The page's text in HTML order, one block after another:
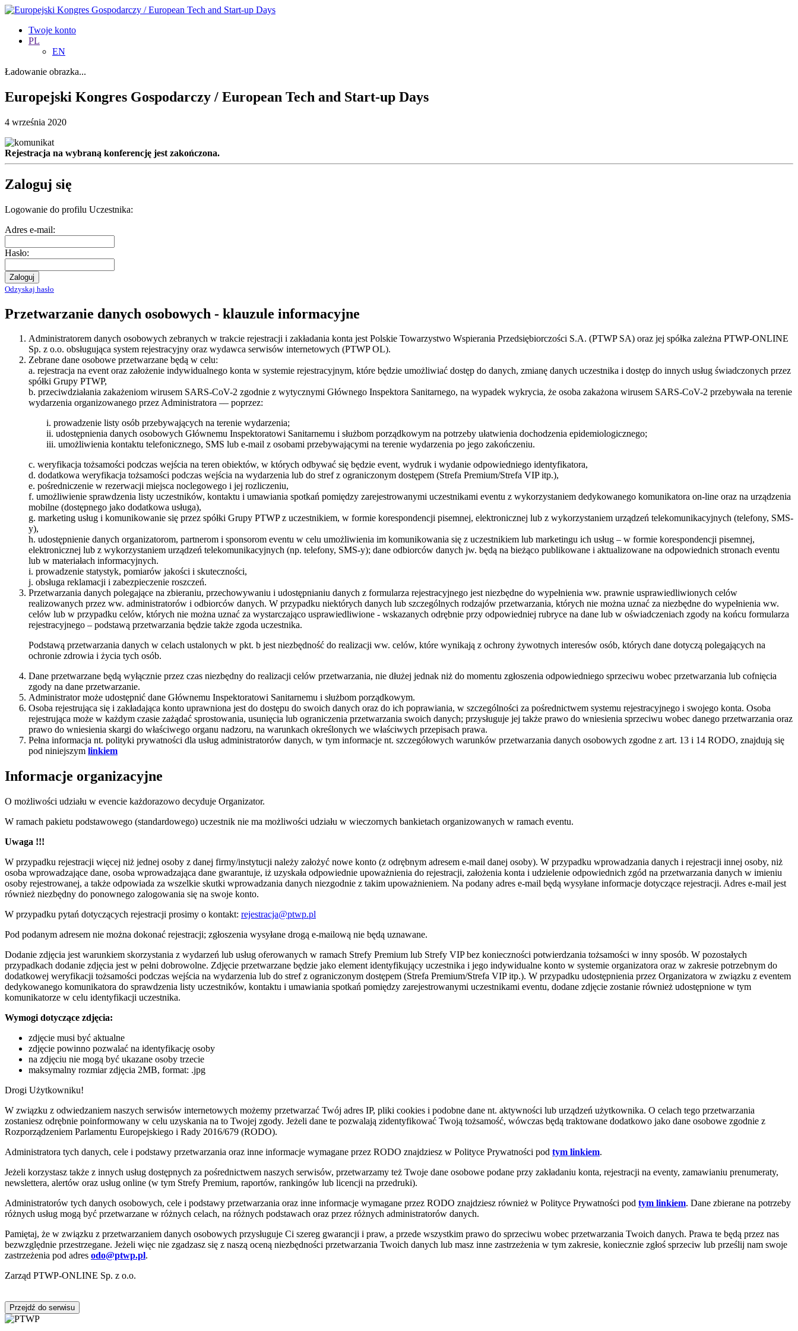
Twoje konto
PL
EN
Ładowanie obrazka...
Europejski Kongres Gospodarczy / European Tech and Start-up Days
4 września 2020
Rejestracja na wybraną konferencję jest zakończona.
Zaloguj się
Logowanie do profilu Uczestnika:
Adres e-mail:
Hasło:
Zaloguj
Odzyskaj hasło
Przetwarzanie danych osobowych - klauzule informacyjne
Administratorem danych osobowych zebranych w trakcie rejestracji i zakładania konta jest Polskie Towarzystwo Wspierania Przedsiębiorczości S.A. (PTWP SA) oraz jej spółka zależna PTWP-ONLINE
Sp. z o.o. obsługująca system rejestracyjny oraz wydawca serwisów internetowych (PTWP OL).
Zebrane dane osobowe przetwarzane będą w celu:
a. rejestracja na event oraz założenie indywidualnego konta w systemie rejestracyjnym, które będzie umożliwiać dostęp do danych, zmianę danych uczestnika i dostęp do innych usług świadczonych przez
spółki Grupy PTWP,
b. przeciwdziałania zakażeniom wirusem SARS-CoV-2 zgodnie z wytycznymi Głównego Inspektora Sanitarnego, na wypadek wykrycia, że osoba zakażona wirusem SARS-CoV-2 przebywała na terenie
wydarzenia organizowanego przez Administratora –– poprzez:
i. prowadzenie listy osób przebywających na terenie wydarzenia;
ii. udostępnienia danych osobowych Głównemu Inspektoratowi Sanitarnemu i służbom porządkowym na potrzeby ułatwienia dochodzenia epidemiologicznego;
iii. umożliwienia kontaktu telefonicznego, SMS lub e-mail z osobami przebywającymi na terenie wydarzenia po jego zakończeniu.
c. weryfikacja tożsamości podczas wejścia na teren obiektów, w których odbywać się będzie event, wydruk i wydanie odpowiedniego identyfikatora,
d. dodatkowa weryfikacja tożsamości podczas wejścia na wydarzenia lub do stref z ograniczonym dostępem (Strefa Premium/Strefa VIP itp.),
e. pośredniczenie w rezerwacji miejsca noclegowego i jej rozliczeniu,
f. umożliwienie sprawdzenia listy uczestników, kontaktu i umawiania spotkań pomiędzy zarejestrowanymi uczestnikami eventu z wykorzystaniem dedykowanego komunikatora on-line oraz na urządzenia
mobilne (dostępnego jako dodatkowa usługa),
g. marketing usług i komunikowanie się przez spółki Grupy PTWP z uczestnikiem, w formie korespondencji pisemnej, elektronicznej lub z wykorzystaniem urządzeń telekomunikacyjnych (telefony, SMS-
y),
h. udostępnienie danych organizatorom, partnerom i sponsorom eventu w celu umożliwienia im komunikowania się z uczestnikiem lub marketingu ich usług – w formie korespondencji pisemnej,
elektronicznej lub z wykorzystaniem urządzeń telekomunikacyjnych (np. telefony, SMS-y); dane odbiorców danych jw. będą na bieżąco publikowane i aktualizowane na odpowiednich stronach eventu
lub w materiałach informacyjnych.
i. prowadzenie statystyk, pomiarów jakości i skuteczności,
j. obsługa reklamacji i zabezpieczenie roszczeń.
Przetwarzania danych polegające na zbieraniu, przechowywaniu i udostępnianiu danych z formularza rejestracyjnego jest niezbędne do wypełnienia ww. prawnie usprawiedliwionych celów
realizowanych przez ww. administratorów i odbiorców danych. W przypadku niektórych danych lub szczególnych rodzajów przetwarzania, których nie można uznać za niezbędne do wypełnienia ww.
celów lub w przypadku celów, których nie można uznać za wystarczająco usprawiedliwione - wskazanych odrębnie przy odpowiedniej rubryce na dane lub w oświadczeniach zgody na końcu formularza
rejestracyjnego – podstawą przetwarzania będzie także zgoda uczestnika.
Podstawą przetwarzania danych w celach ustalonych w pkt. b jest niezbędność do realizacji ww. celów, które wynikają z ochrony żywotnych interesów osób, których dane dotyczą polegających na
ochronie zdrowia i życia tych osób.
Dane przetwarzane będą wyłącznie przez czas niezbędny do realizacji celów przetwarzania, nie dłużej jednak niż do momentu zgłoszenia odpowiedniego sprzeciwu wobec przetwarzania lub cofnięcia
zgody na dane przetwarzanie.
Administrator może udostępnić dane Głównemu Inspektoratowi Sanitarnemu i służbom porządkowym.
Osoba rejestrująca się i zakładająca konto uprawniona jest do dostępu do swoich danych oraz do ich poprawiania, w szczególności za pośrednictwem systemu rejestracyjnego i swojego konta. Osoba
rejestrująca może w każdym czasie zażądać sprostowania, usunięcia lub ograniczenia przetwarzania swoich danych; przysługuje jej także prawo do wniesienia sprzeciwu wobec danego przetwarzania oraz
prawo do wniesienia skargi do właściwego organu nadzoru, na warunkach określonych we właściwych przepisach prawa.
Pełna informacja nt. polityki prywatności dla usług administratorów danych, w tym informacje nt. szczegółowych warunków przetwarzania danych osobowych zgodne z art. 13 i 14 RODO, znajdują się
pod niniejszym linkiem
Informacje organizacyjne
O możliwości udziału w evencie każdorazowo decyduje Organizator.
W ramach pakietu podstawowego (standardowego) uczestnik nie ma możliwości udziału w wieczornych bankietach organizowanych w ramach eventu.
Uwaga !!!
W przypadku rejestracji więcej niż jednej osoby z danej firmy/instytucji należy założyć nowe konto (z odrębnym adresem e-mail danej osoby). W przypadku wprowadzania danych i rejestracji innej osoby, niż
osoba wprowadzające dane, osoba wprowadzająca dane gwarantuje, iż uzyskała odpowiednie upoważnienia do rejestracji, założenia konta i udzielenie odpowiednich zgód na przetwarzania danych w imieniu
osoby rejestrowanej, a także odpowiada za wszelkie skutki wprowadzania danych niezgodnie z takim upoważnieniem. Na podany adres e-mail będą wysyłane informacje dotyczące rejestracji. Adres e-mail jest
również niezbędny do ponownego zalogowania się na swoje konto.
W przypadku pytań dotyczących rejestracji prosimy o kontakt: rejestracja@ptwp.pl
Pod podanym adresem nie można dokonać rejestracji; zgłoszenia wysyłane drogą e-mailową nie będą uznawane.
Dodanie zdjęcia jest warunkiem skorzystania z wydarzeń lub usług oferowanych w ramach Strefy Premium lub Strefy VIP bez konieczności potwierdzania tożsamości w inny sposób. W pozostałych
przypadkach dodanie zdjęcia jest w pełni dobrowolne. Zdjęcie przetwarzane będzie jako element identyfikujący uczestnika i jego indywidualne konto w systemie organizatora oraz w zakresie potrzebnym do
dodatkowej weryfikacji tożsamości podczas wejścia na wydarzenia lub do stref z ograniczonym dostępem (Strefa Premium/Strefa VIP itp.). W przypadku udostępnienia przez Organizatora w związku z eventem
dedykowanego komunikatora do sprawdzenia listy uczestników, kontaktu i umawiania spotkań pomiędzy zarejestrowanymi uczestnikami eventu, dodane zdjęcie zostanie również udostępnione w tym
komunikatorze w celu identyfikacji uczestnika.
Wymogi dotyczące zdjęcia:
zdjęcie musi być aktualne
zdjęcie powinno pozwalać na identyfikację osoby
na zdjęciu nie mogą być ukazane osoby trzecie
maksymalny rozmiar zdjęcia 2MB, format: .jpg
Drogi Użytkowniku!
W związku z odwiedzaniem naszych serwisów internetowych możemy przetwarzać Twój adres IP, pliki cookies i podobne dane nt. aktywności lub urządzeń użytkownika. O celach tego przetwarzania
zostaniesz odrębnie poinformowany w celu uzyskania na to Twojej zgody. Jeżeli dane te pozwalają zidentyfikować Twoją tożsamość, wówczas będą traktowane dodatkowo jako dane osobowe zgodnie z
Rozporządzeniem Parlamentu Europejskiego i Rady 2016/679 (RODO).
Administratora tych danych, cele i podstawy przetwarzania oraz inne informacje wymagane przez RODO znajdziesz w Polityce Prywatności pod tym linkiem.
Jeżeli korzystasz także z innych usług dostępnych za pośrednictwem naszych serwisów, przetwarzamy też Twoje dane osobowe podane przy zakładaniu konta, rejestracji na eventy, zamawianiu prenumeraty,
newslettera, alertów oraz usług online (w tym Strefy Premium, raportów, rankingów lub licencji na przedruki).
Administratorów tych danych osobowych, cele i podstawy przetwarzania oraz inne informacje wymagane przez RODO znajdziesz również w Polityce Prywatności pod tym linkiem. Dane zbierane na potrzeby
różnych usług mogą być przetwarzane w różnych celach, na różnych podstawach oraz przez różnych administratorów danych.
Pamiętaj, że w związku z przetwarzaniem danych osobowych przysługuje Ci szereg gwarancji i praw, a przede wszystkim prawo do sprzeciwu wobec przetwarzania Twoich danych. Prawa te będą przez nas
bezwzględnie przestrzegane. Jeżeli więc nie zgadzasz się z naszą oceną niezbędności przetwarzania Twoich danych lub masz inne zastrzeżenia w tym zakresie, koniecznie zgłoś sprzeciw lub prześlij nam swoje
zastrzeżenia pod adres odo@ptwp.pl.
Zarząd PTWP-ONLINE Sp. z o.o.
Przejdź do serwisu